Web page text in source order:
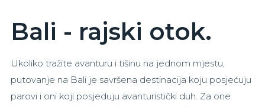
Bali - rajski otok.
Ukoliko tražite avanturu i tišinu na jednom mjestu,
putovanje na Bali je savršena destinacija koju posjećuju
parovi i oni koji posjeduju avanturistički duh. Za one